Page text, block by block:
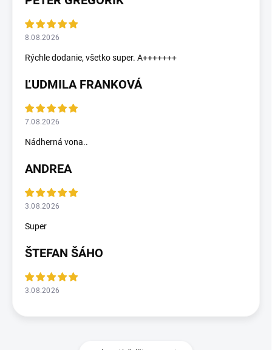
8.08.2026
Rýchle dodanie, všetko super. A+++++++
ĽUDMILA FRANKOVÁ
7.08.2026
Nádherná vona..
ANDREA
3.08.2026
Super
ŠTEFAN ŠÁHO
3.08.2026